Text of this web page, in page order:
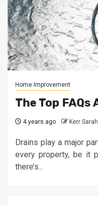
Home Improvement
The Top
4 years ago Kerr Sarah
Drains play a major
every property, be it
there’s...